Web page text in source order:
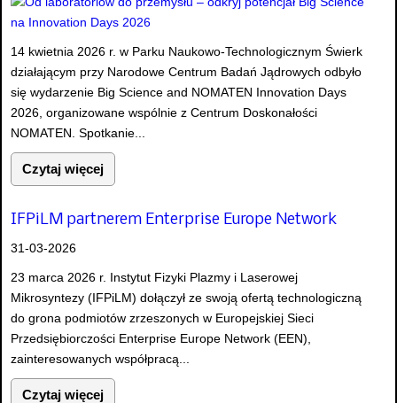
14 kwietnia 2026 r. w Parku Naukowo-Technologicznym Świerk
działającym przy Narodowe Centrum Badań Jądrowych odbyło
się wydarzenie Big Science and NOMATEN Innovation Days
2026, organizowane wspólnie z Centrum Doskonałości
NOMATEN. Spotkanie...
Czytaj więcej
IFPiLM partnerem Enterprise Europe Network
31-03-2026
23 marca 2026 r. Instytut Fizyki Plazmy i Laserowej
Mikrosyntezy (IFPiLM) dołączył ze swoją ofertą technologiczną
do grona podmiotów zrzeszonych w Europejskiej Sieci
Przedsiębiorczości Enterprise Europe Network (EEN),
zainteresowanych współpracą...
Czytaj więcej